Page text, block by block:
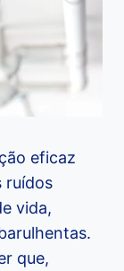
eficaz
ruídos
vida,
que,